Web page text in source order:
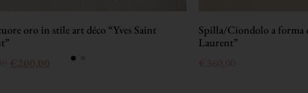
oro in stile art déco “Yves Saint
Spilla/Ciondolo a forma
Laurent”